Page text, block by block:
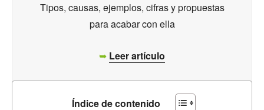
Tipos, causas, ejemplos, cifras y propuestas
para acabar con ella
➥ Leer artículo
Índice de contenido